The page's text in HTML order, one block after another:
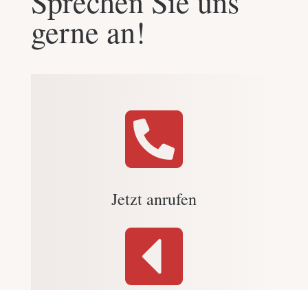
gerne an!

Jetzt anrufen
